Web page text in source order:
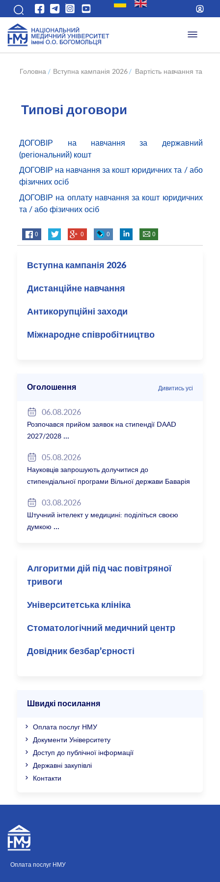
Головна / Вступна кампанія 2026/ Вартість навчання та
Типові договори
ДОГОВІР на навчання за державний
(регіональний) кошт
ДОГОВІР на навчання за кошт юридичних та / або
фізичних осіб
ДОГОВІР на оплату навчання за кошт юридичних
та / або фізичних осіб
0 0 0 0
Вступна кампанія 2026
Дистанційне навчання
Антикорупційні заходи
Міжнародне співробітництво
Оголошення Дивитись усі
06.08.2026
Розпочався прийом заявок на стипендії DAAD
2027/2028
05.08.2026
Науковців запрошують долучитися до
стипендіальної програми Вільної держави Баварія
03.08.2026
Штучний інтелект у медицині: поділіться своєю
думкою
Алгоритми дій під час повітряної
тривоги
Університетська клініка
Стоматологічний медичний центр
Довідник безбар’єрності
Швидкі посилання
Оплата послуг НМУ
Документи Університету
Доступ до публічної інформації
Державні закупівлі
Контакти
Оплата послуг НМУ